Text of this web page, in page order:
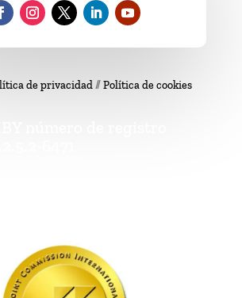
de privacidad//Política de cookies